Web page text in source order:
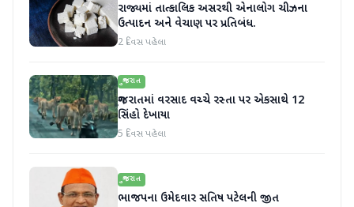
રાજ્યમાં તાત્કાલિક અસરથી એનાલોગ ચીઝના
ઉત્પાદન અને વેચાણ પર પ્રતિબંધ.
2 દિવસ પહેલા
ગુજરાત
ગુજરાતમાં વરસાદ વચ્ચે રસ્તા પર એકસાથે 12
સિંહો દેખાયા
5 દિવસ પહેલા
ગુજરાત
ભાજપના ઉમેદવાર સતિષ પટેલની જીત